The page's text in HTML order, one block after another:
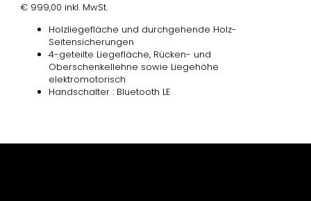
€ 999,00 inkl. MwSt.
Holzliegefläche und durchgehende Holz-
Seitensicherungen
4-geteilte Liegefläche, Rücken- und
Oberschenkellehne sowie Liegehöhe
elektromotorisch
Handschalter : Bluetooth LE